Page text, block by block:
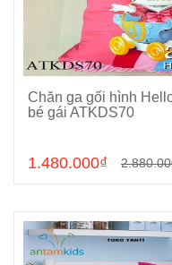
Chăn ga gối hình
bé gái ATKDS70
1.480.000₫